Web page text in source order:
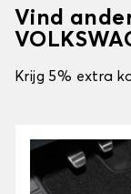
Vind
Krijg 5% extra